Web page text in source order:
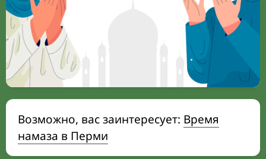
Возможно, вас заинтересует: Время
намаза в Перми